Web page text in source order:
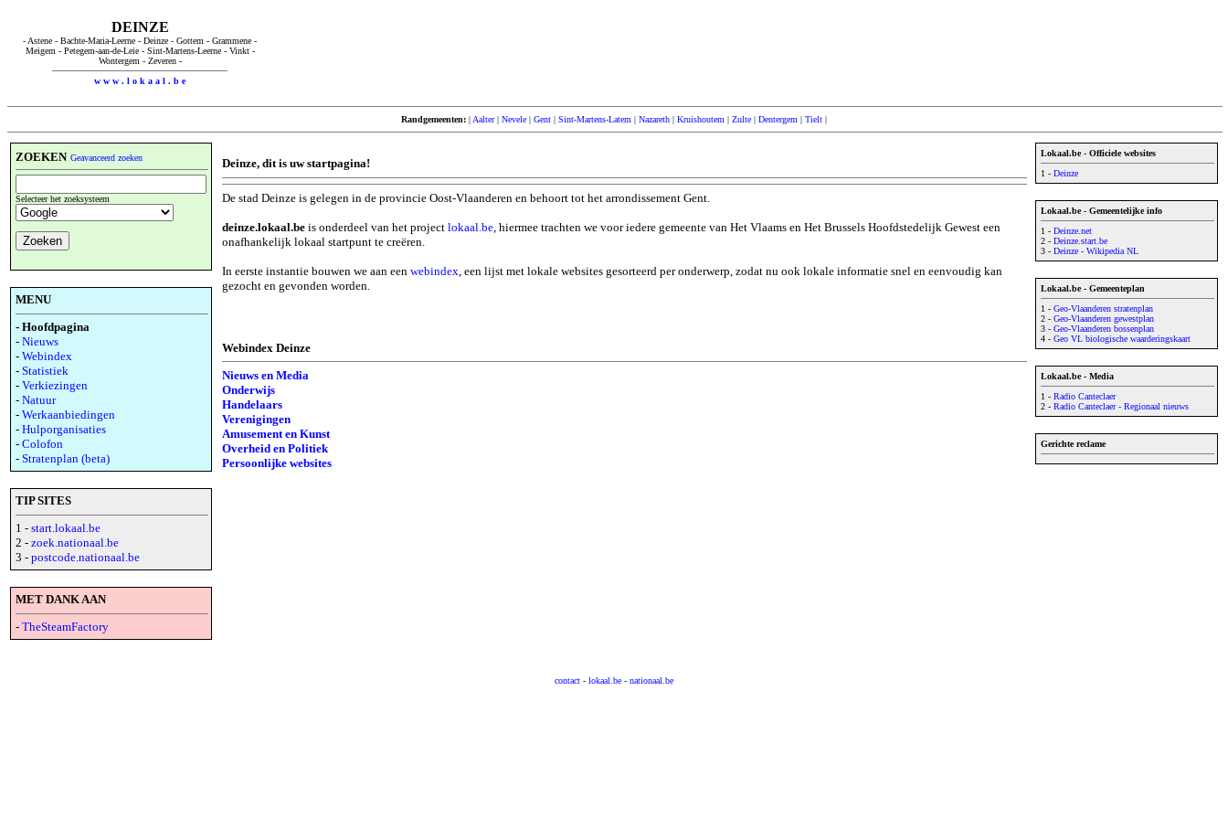
DEINZE
- Astene - Bachte-Maria-Leerne - Deinze - Gottem - Grammene -
Meigem - Petegem-aan-de-Leie - Sint-Martens-Leerne - Vinkt -
Wontergem - Zeveren -
w w w . l o k a a l . b e
Randgemeenten: | Aalter| Nevele | Gent | Sint-Martens-Latem | Nazareth | Kruishoutem | Zulte | Dentergem | Tielt |
ZOEKEN Geavanceerd zoeken
Selecteer het zoeksysteem
MENU
- Hoofdpagina
- Nieuws
- Webindex
- Statistiek
- Verkiezingen
- Natuur
- Werkaanbiedingen
- Hulporganisaties
- Colofon
- Stratenplan (beta)
TIP SITES
1 - start.lokaal.be
2 - zoek.nationaal.be
3 - postcode.nationaal.be
MET DANK AAN
- TheSteamFactory
Deinze, dit is uw startpagina!
De stad Deinze is gelegen in de provincie Oost-Vlaanderen en behoort tot het arrondissement Gent.
deinze.lokaal.be is onderdeel van het project lokaal.be , hiermee trachten we voor iedere gemeente van Het Vlaams en Het Brussels Hoofdstedelijk Gewest een
onafhankelijk lokaal startpunt te creëren.
In eerste instantie bouwen we aan een webindex , een lijst met lokale websites gesorteerd per onderwerp, zodat nu ook lokale informatie snel en eenvoudig kan
gezocht en gevonden worden.
Webindex Deinze
Nieuws en Media
Onderwijs
Handelaars
Verenigingen
Amusement en Kunst
Overheid en Politiek
Persoonlijke websites
Lokaal.be - Officiele websites
1 - Deinze
Lokaal.be - Gemeentelijke info
1 - Deinze.net
2 - Deinze.start.be
3 - Deinze - Wikipedia NL
Lokaal.be - Gemeenteplan
1 - Geo-Vlaanderen stratenplan
2 - Geo-Vlaanderen gewestplan
3 - Geo-Vlaanderen bossenplan
4 - Geo VL biologische waarderingskaart
Lokaal.be - Media
1 - Radio Canteclaer
2 - Radio Canteclaer - Regionaal nieuws
Gerichte reclame
contact - lokaal.be - nationaal.be